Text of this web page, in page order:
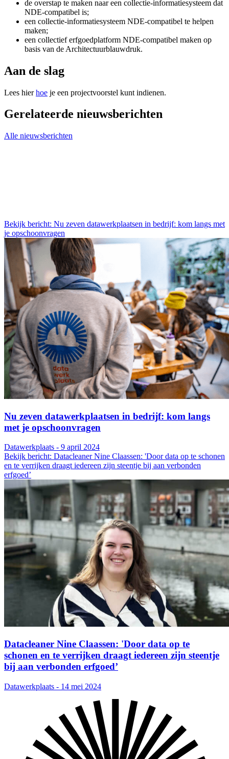
de overstap te maken naar een collectie-informatiesysteem dat
NDE-compatibel is;
een collectie-informatiesysteem NDE-compatibel te helpen
maken;
een collectief erfgoedplatform NDE-compatibel maken op
basis van de Architectuurblauwdruk.
Aan de slag
Lees hierhoe je een projectvoorstel kunt indienen.
Gerelateerde nieuwsberichten
Alle nieuwsberichten
Bekijk bericht: Nu zeven datawerkplaatsen in bedrijf: kom langs met
je opschoonvragen
Nu zeven datawerkplaatsen in bedrijf: kom langs
met je opschoonvragen
Datawerkplaats - 9 april 2024
Bekijk bericht: Datacleaner Nine Claassen: 'Door data op te schonen
en te verrijken draagt iedereen zijn steentje bij aan verbonden
erfgoed’
Datacleaner Nine Claassen: 'Door data op te
schonen en te verrijken draagt iedereen zijn steentje
bij aan verbonden erfgoed’
Datawerkplaats - 14 mei 2024